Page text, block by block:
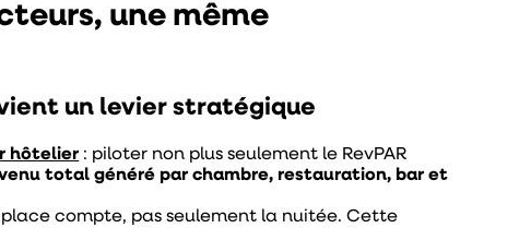
une même
un levier stratégique
hôtelier : piloter non plus seulement le RevPAR
total généré par chambre, restauration, bar et
place compte, pas seulement la nuitée. Cette